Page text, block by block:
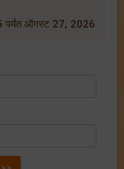
पर्यंत ऑगस्ट 27, 2026